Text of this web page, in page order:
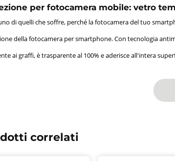
per fotocamera mobile: vetro
di quelli che soffre, perché la fotocamera del tuo
della fotocamera per smartphone. Con tecnologia
ai graffi, è trasparente al 100% e aderisce all'intera
correlati